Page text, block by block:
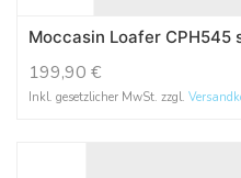
Moccasin Loafer CPH545
199,90 €
Inkl. gesetzlicher MwSt. zzgl.